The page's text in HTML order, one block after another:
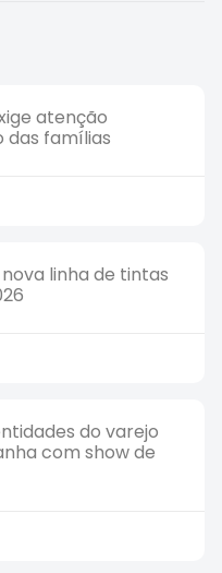
atenção
famílias
linha de tintas
do varejo
com show de